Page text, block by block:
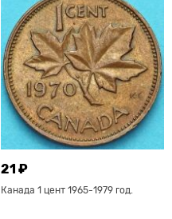
21 ₽
Канада 1 цент 1965-1979 год.